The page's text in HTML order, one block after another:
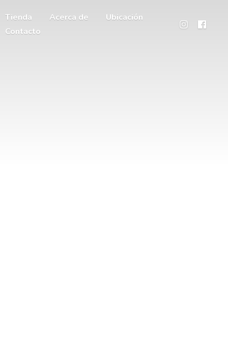
Tienda Acerca de
Ubicación
Contacto